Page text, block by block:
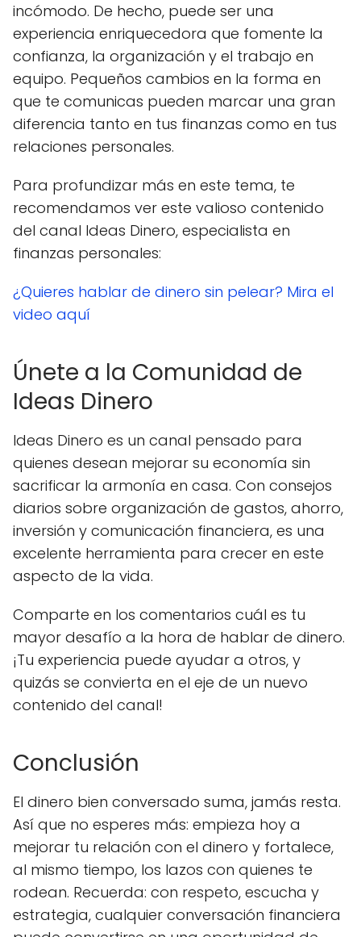
incómodo. De hecho, puede ser una
experiencia enriquecedora que fomente la
confianza, la organización y el trabajo en
equipo. Pequeños cambios en la forma en
que te comunicas pueden marcar una gran
diferencia tanto en tus finanzas como en tus
relaciones personales.
Para profundizar más en este tema, te
recomendamos ver este valioso contenido
del canal Ideas Dinero, especialista en
finanzas personales:
¿Quieres hablar de dinero sin pelear? Mira el
video aquí
Únete a la Comunidad de
Ideas Dinero
Ideas Dinero es un canal pensado para
quienes desean mejorar su economía sin
sacrificar la armonía en casa. Con consejos
diarios sobre organización de gastos, ahorro,
inversión y comunicación financiera, es una
excelente herramienta para crecer en este
aspecto de la vida.
Comparte en los comentarios cuál es tu
mayor desafío a la hora de hablar de dinero.
¡Tu experiencia puede ayudar a otros, y
quizás se convierta en el eje de un nuevo
contenido del canal!
Conclusión
El dinero bien conversado suma, jamás resta.
Así que no esperes más: empieza hoy a
mejorar tu relación con el dinero y fortalece,
al mismo tiempo, los lazos con quienes te
rodean. Recuerda: con respeto, escucha y
estrategia, cualquier conversación financiera